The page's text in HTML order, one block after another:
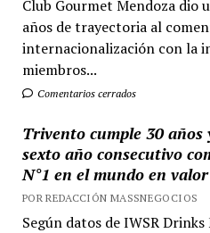
Club Gourmet Mendoza dio
años de trayectoria al
internacionalización con la
miembros...
Comentarios cerrados
Trivento cumple 30 años
sexto año consecutivo
N°1 en el mundo en valor
POR REDACCIÓN MASSNEGOCIOS
Según datos de IWSR